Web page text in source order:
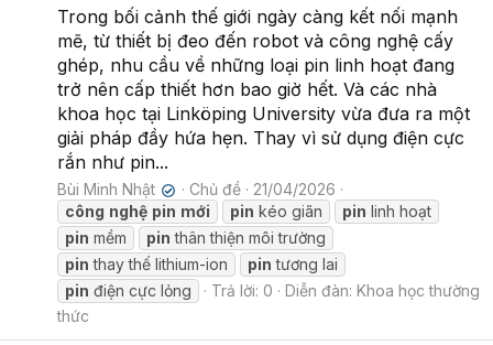
Trong bối cảnh thế giới ngày càng kết nối mạnh
mẽ, từ thiết bị đeo đến robot và công nghệ cấy
ghép, nhu cầu về những loại pin linh hoạt đang
trở nên cấp thiết hơn bao giờ hết. Và các nhà
khoa học tại Linköping University vừa đưa ra một
giải pháp đầy hứa hẹn. Thay vì sử dụng điện cực
rắn như pin...
Bùi Minh Nhật ✔ Chủ đề
21/04/2026
công nghệ pin mới pin kéo giãn pin linh hoạt
pin mềm pin thân thiện môi trường
pin thay thế lithium-ion pin tương lai
pin điện cực lỏng Trả lời: 0 Diễn đàn: Khoa học thường
thức